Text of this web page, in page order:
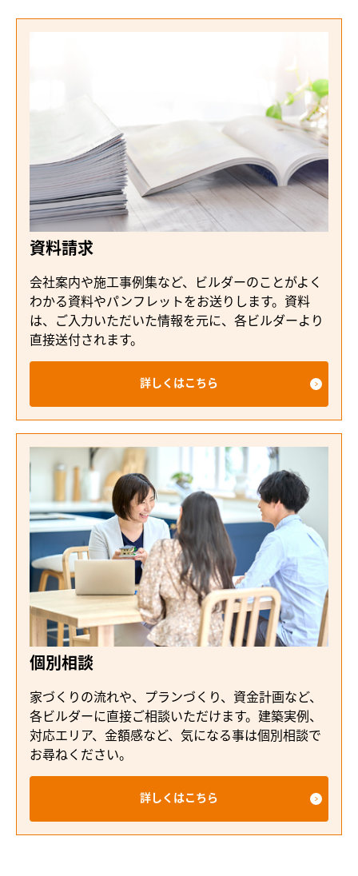
資料請求
会社案内や施工事例集など、ビルダーのことがよく
わかる資料やパンフレットをお送りします。資料
は、ご入力いただいた情報を元に、各ビルダーより
直接送付されます。
詳しくはこちら
個別相談
家づくりの流れや、プランづくり、資金計画など、
各ビルダーに直接ご相談いただけます。建築実例、
対応エリア、金額感など、気になる事は個別相談で
お尋ねください。
詳しくはこちら